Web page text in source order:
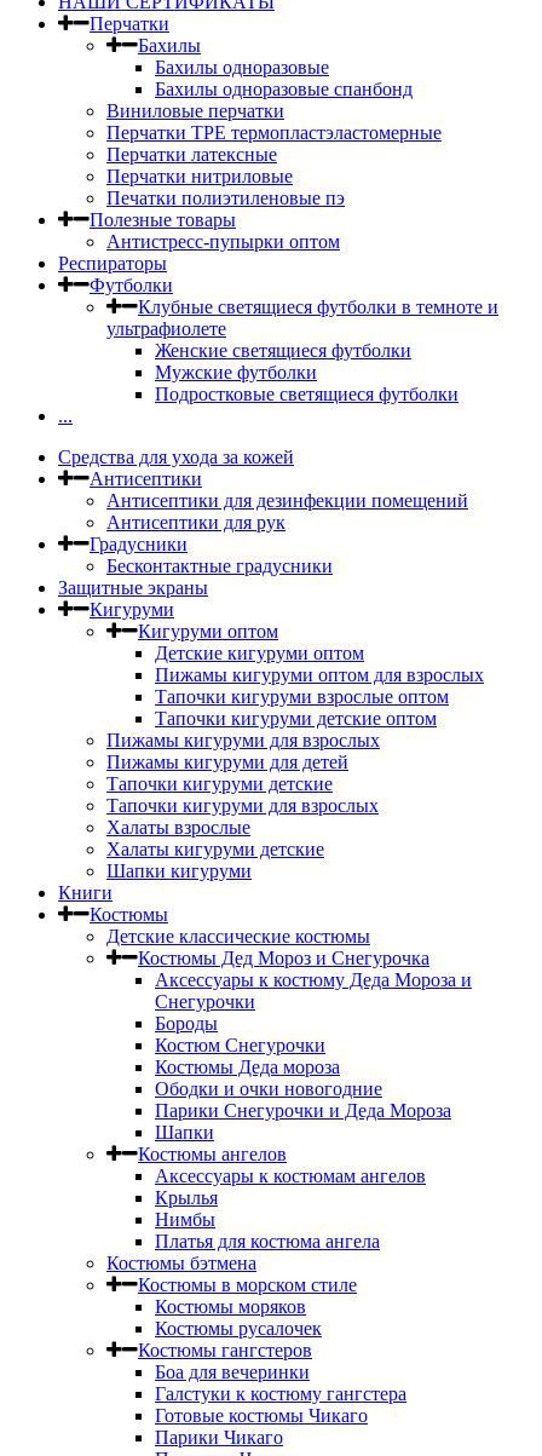
Перчатки
Бахилы
Бахилы одноразовые
Бахилы одноразовые спанбонд
Виниловые перчатки
Перчатки TPE термопластэластомерные
Перчатки латексные
Перчатки нитриловые
Печатки полиэтиленовые пэ
Полезные товары
Антистресс-пупырки оптом
Респираторы
Футболки
Клубные светящиеся футболки в темноте и
ультрафиолете
Женские светящиеся футболки
Мужские футболки
Подростковые светящиеся футболки
...
Средства для ухода за кожей
Антисептики
Антисептики для дезинфекции помещений
Антисептики для рук
Градусники
Бесконтактные градусники
Защитные экраны
Кигуруми
Кигуруми оптом
Детские кигуруми оптом
Пижамы кигуруми оптом для взрослых
Тапочки кигуруми взрослые оптом
Тапочки кигуруми детские оптом
Пижамы кигуруми для взрослых
Пижамы кигуруми для детей
Тапочки кигуруми детские
Тапочки кигуруми для взрослых
Халаты взрослые
Халаты кигуруми детские
Шапки кигуруми
Книги
Костюмы
Детские классические костюмы
Костюмы Дед Мороз и Снегурочка
Аксессуары к костюму Деда Мороза и
Снегурочки
Бороды
Костюм Снегурочки
Костюмы Деда мороза
Ободки и очки новогодние
Парики Снегурочки и Деда Мороза
Шапки
Костюмы ангелов
Аксессуары к костюмам ангелов
Крылья
Нимбы
Платья для костюма ангела
Костюмы бэтмена
Костюмы в морском стиле
Костюмы моряков
Костюмы русалочек
Костюмы гангстеров
Боа для вечеринки
Галстуки к костюму гангстера
Готовые костюмы Чикаго
Парики Чикаго